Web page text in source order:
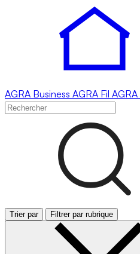
AGRA Business AGRA Fil AGRA
Trier par Filtrer par rubrique